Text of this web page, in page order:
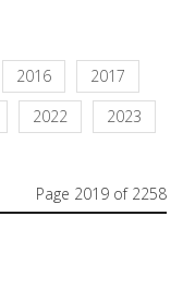
2016
2017
2022
2023
Page 2019 of 2258